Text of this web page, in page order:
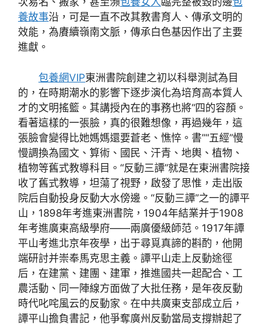
養故事沿，可是一直不改其教書育人、傳承文明的
效能，為賡續嶺南文脈，傳承白色基因作出了主要
進獻。
包養網VIP東洲書院創建之初以科舉測試為目
的，在時期潮水的影響下逐步演化為培育高本質人
才的文明搖籃。其講授內在的事務也將“四的容顏。
看著這樣的一張臉，真的很難想像，再過幾年，這
張臉會變得比她媽媽還要蒼老、憔悴。書”“五經”慢
慢調換為國文、算術、國民、汗青、地輿、植物、
植物等舊式教導科目。“反動三譚”就是在東洲書院接
收了舊式教導，坦蕩了視野，啟發了思惟，走出版
院后自動投身反動大水傍邊。“反動三譚”之一的譚平
山，1898年考進東洲書院，1904年結業并于1908
年考進廣東高級學府——兩廣優級師范。1917年譚
平山考進北京年夜學，出于尋覓真諦的斟酌，他開
端研討并崇奉馬克思主義。譚平山走上反動途徑
后，在建黨、建團、建軍，推進國共一起配合、工
農活動、同一陣線方面做了大批任務，是年夜反動
時代叱咤風云的反動家。在中共廣東支部成立后，
譚平山擔負書記，他爭奪廣州反動當局支撐辦起了